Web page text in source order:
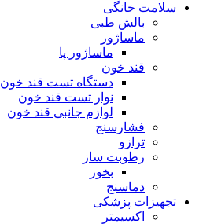
سلامت خانگی
بالش طبی
ماساژور
ماساژور پا
قند خون
دستگاه تست قند خون
نوار تست قند خون
لوازم جانبی قند خون
فشارسنج
ترازو
رطوبت ساز
بخور
دماسنج
تجهیزات پزشکی
اکسیمتر